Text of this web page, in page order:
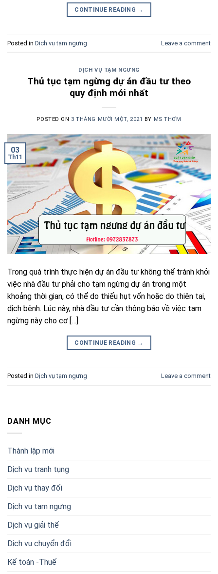
CONTINUE READING →
Posted in Dịch vụ tạm ngưng Leave a comment
DỊCH VỤ TẠM NGƯNG
Thủ tục tạm ngừng dự án đầu tư theo
quy định mới nhất
POSTED ON 3 THÁNG MƯỜI MỘT, 2021 BY MS THƠM
03
Th11
Trong quá trình thực hiện dự án đầu tư không thể tránh khỏi
việc nhà đầu tư phải cho tạm ngừng dự án trong một
khoảng thời gian, có thể do thiếu hụt vốn hoặc do thiên tai,
dịch bệnh. Lúc này, nhà đầu tư cần thông báo về việc tạm
ngừng này cho cơ […]
CONTINUE READING →
Posted in Dịch vụ tạm ngưng Leave a comment
DANH MỤC
Thành lập mới
Dịch vụ tranh tụng
Dịch vụ thay đổi
Dịch vụ tạm ngưng
Dịch vụ giải thế
Dịch vụ chuyển đổi
Kế toán -Thuế